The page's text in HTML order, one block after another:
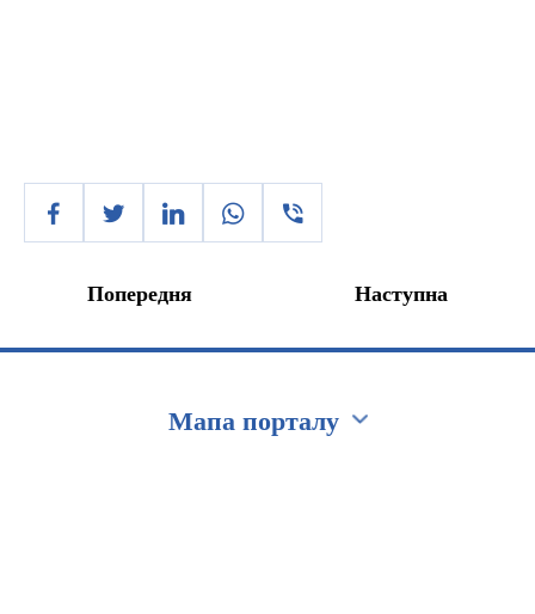
Попередня Наступна
Мапа порталу